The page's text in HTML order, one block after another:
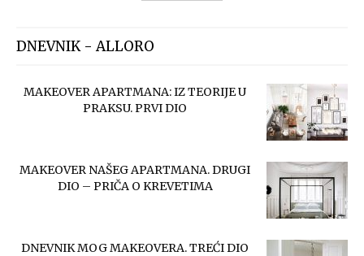
DNEVNIK - ALLORO
MAKEOVER APARTMANA: IZ TEORIJE U
PRAKSU. PRVI DIO
MAKEOVER NAŠEG APARTMANA. DRUGI
DIO – PRIČA O KREVETIMA
DNEVNIK MOG MAKEOVERA. TREĆI DIO